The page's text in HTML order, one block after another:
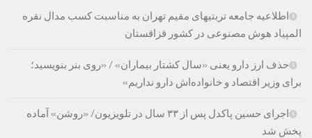
اطلاعیه جامعه تربتیهای مقیم تهران به مناسبت کسب مدال نقره
المپیاد هوش مصنوعی در کشور قزاقستان
حذف ارز دارو یعنی «سال کشتار بیماران» / «روی بنر بنویسید؛
برای وزیر اقتصاد و خانواده‌اش دارو نداریم»
اجرای حسین پاکدل پس از ۳۳ سال در تلویزیون/ «روشن» آماده
پخش شد